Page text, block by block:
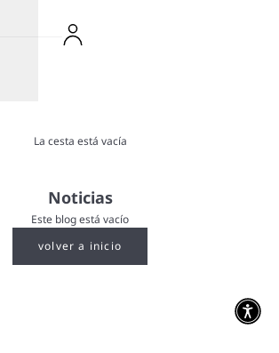
La cesta está vacía
Noticias
Este blog está vacío
volver a inicio